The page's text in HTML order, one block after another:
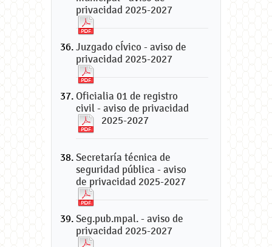
privacidad 2025-2027
Juzgado cÍvico - aviso de
privacidad 2025-2027
Oficialia 01 de registro
civil - aviso de privacidad
2025-2027
Secretaría técnica de
seguridad pública - aviso
de privacidad 2025-2027
Seg.pub.mpal. - aviso de
privacidad 2025-2027